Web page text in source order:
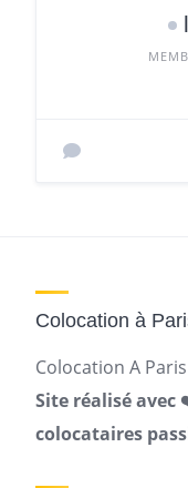
Colocation à
Colocation A Paris
Site réalisé
colocataires